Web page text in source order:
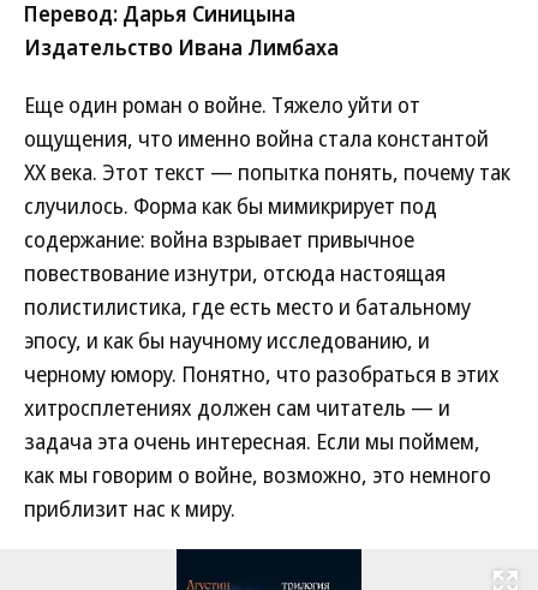
Перевод: Дарья Синицына
Издательство Ивана Лимбаха
Еще один роман о войне. Тяжело уйти от
ощущения, что именно война стала константой
XX века. Этот текст — попытка понять, почему так
случилось. Форма как бы мимикрирует под
содержание: война взрывает привычное
повествование изнутри, отсюда настоящая
полистилистика, где есть место и батальному
эпосу, и как бы научному исследованию, и
черному юмору. Понятно, что разобраться в этих
хитросплетениях должен сам читатель — и
задача эта очень интересная. Если мы поймем,
как мы говорим о войне, возможно, это немного
приблизит нас к миру.